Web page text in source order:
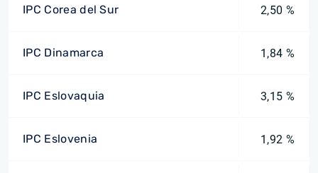
IPC Corea del Sur 2,50 %
IPC Dinamarca 1,84 %
IPC Eslovaquia 3,15 %
IPC Eslovenia 1,92 %